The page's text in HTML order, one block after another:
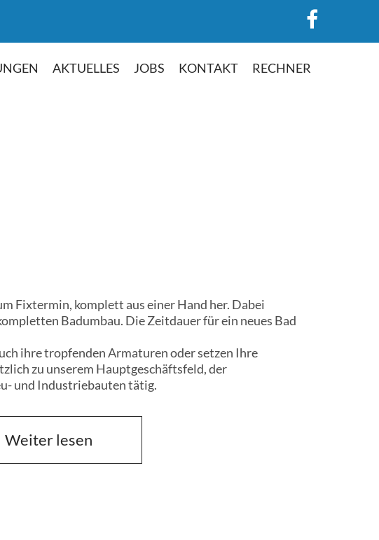
AKTUELLES JOBS KONTAKT RECHNER
Fixtermin, komplett aus einer Hand her. Dabei
Badumbau. Die Zeitdauer für ein neues Bad
ihre tropfenden Armaturen oder setzen Ihre
zu unserem Hauptgeschäftsfeld, der
und Industriebauten tätig.
Weiter lesen
Weiter lesen